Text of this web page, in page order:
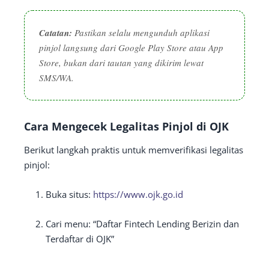
Catatan: Pastikan selalu mengunduh aplikasi
pinjol langsung dari Google Play Store atau App
Store, bukan dari tautan yang dikirim lewat
SMS/WA.
Cara Mengecek Legalitas Pinjol di OJK
Berikut langkah praktis untuk memverifikasi legalitas
pinjol:
Buka situs: https://www.ojk.go.id
Cari menu: “Daftar Fintech Lending Berizin dan
Terdaftar di OJK”